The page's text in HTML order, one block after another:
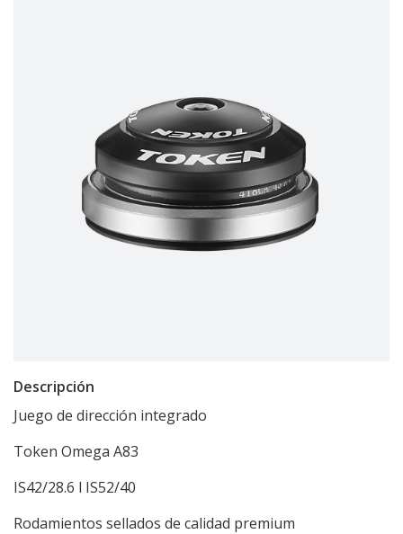
Descripción
Juego de dirección integrado
Token Omega A83
IS42/28.6 l IS52/40
Rodamientos sellados de calidad premium